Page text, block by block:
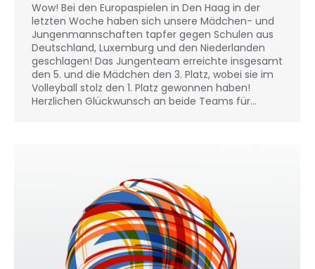
Wow! Bei den Europaspielen in Den Haag in der
letzten Woche haben sich unsere Mädchen- und
Jungenmannschaften tapfer gegen Schulen aus
Deutschland, Luxemburg und den Niederlanden
geschlagen! Das Jungenteam erreichte insgesamt
den 5. und die Mädchen den 3. Platz, wobei sie im
Volleyball stolz den 1. Platz gewonnen haben!
Herzlichen Glückwunsch an beide Teams für…